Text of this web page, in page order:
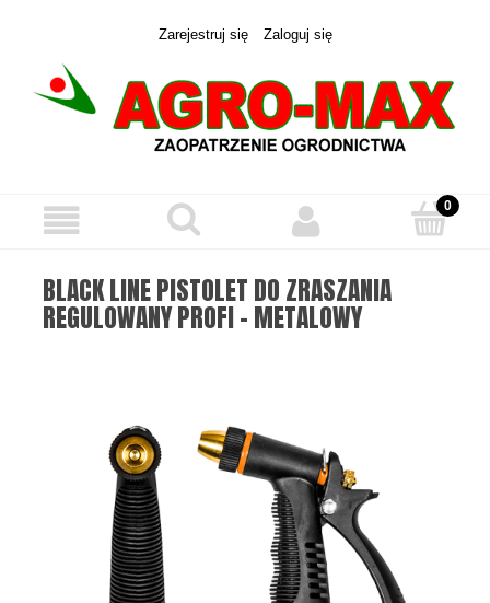
Zarejestruj się Zaloguj się
BLACK LINE PISTOLET DO ZRASZANIA
REGULOWANY PROFI - METALOWY